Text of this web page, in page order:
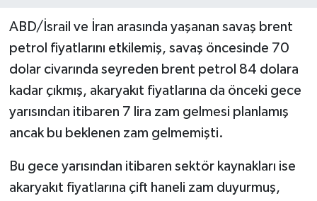
ABD/İsrail ve İran arasında yaşanan savaş brent
petrol fiyatlarını etkilemiş, savaş öncesinde 70
dolar civarında seyreden brent petrol 84 dolara
kadar çıkmış, akaryakıt fiyatlarına da önceki gece
yarısından itibaren 7 lira zam gelmesi planlamış
ancak bu beklenen zam gelmemişti.
Bu gece yarısından itibaren sektör kaynakları ise
akaryakıt fiyatlarına çift haneli zam duyurmuş,